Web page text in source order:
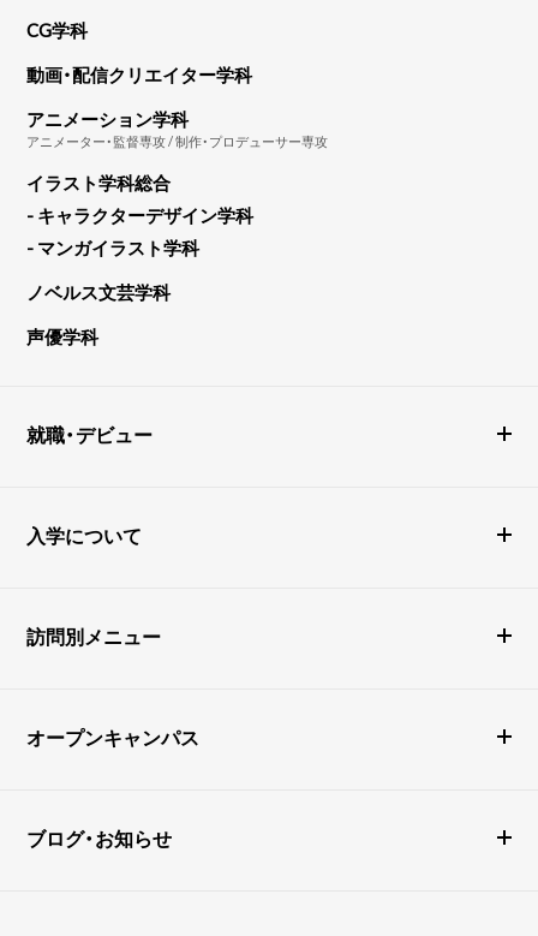
CG学科
動画・配信クリエイター学科
アニメーション学科
アニメーター・監督専攻 / 制作・プロデューサー専攻
イラスト学科総合
- キャラクターデザイン学科
- マンガイラスト学科
ノベルス文芸学科
声優学科
就職・デビュー
入学について
訪問別メニュー
オープンキャンパス
ブログ・お知らせ